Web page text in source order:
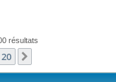
résultats
20